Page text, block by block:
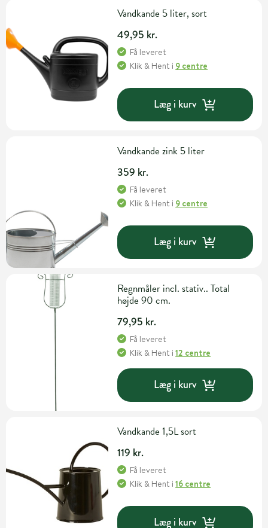
Vandkande 5 liter, sort
49,95 kr.
Få leveret
Klik & Hent i 9 centre
Læg i kurv
Vandkande zink 5 liter
359 kr.
Få leveret
Klik & Hent i 9 centre
Læg i kurv
Regnmåler incl. stativ.. Total
højde 90 cm.
79,95 kr.
Få leveret
Klik & Hent i12 centre
Læg i kurv
Vandkande 1,5L sort
119 kr.
Få leveret
Klik & Hent i16 centre
Læg i kurv